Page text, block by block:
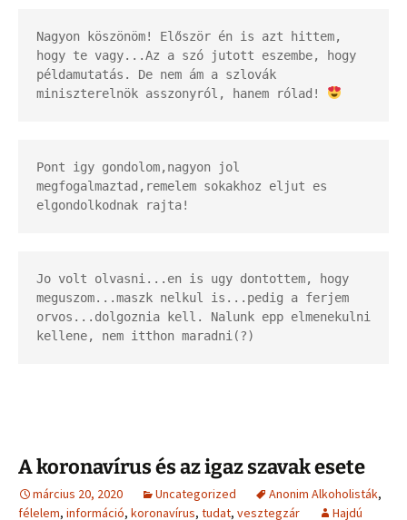
Nagyon köszönöm! Először én is azt hittem,
hogy te vagy...Az a szó jutott eszembe, hogy
példamutatás. De nem ám a szlovák
miniszterelnök asszonyról, hanem rólad!
Pont igy gondolom,nagyon jol
megfogalmaztad,remelem sokakhoz eljut es
elgondolkodnak rajta!
Jo volt olvasni...en is ugy dontottem, hogy
meguszom...maszk nelkul is...pedig a ferjem
orvos...dolgoznia kell. Nalunk epp elmenekulni
kellene, nem itthon maradni(?)
A koronavírus és az igaz szavak esete
március 20, 2020 Uncategorized Anonim Alkoholisták,
félelem, információ, koronavírus, tudat, vesztegzár
Hajdú